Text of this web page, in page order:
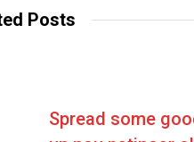
Posts
Spread some